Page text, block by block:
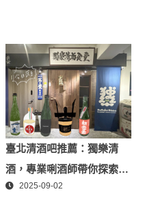
臺北清酒吧推薦：獨樂清
酒，專業唎酒師帶你探索日
本酒世界
2025-09-02